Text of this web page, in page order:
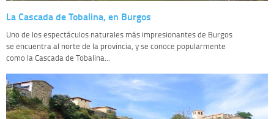
La Cascada de Tobalina, en Burgos
Uno de los espectáculos naturales más impresionantes de Burgos
se encuentra al norte de la provincia, y se conoce popularmente
como la Cascada de Tobalina...